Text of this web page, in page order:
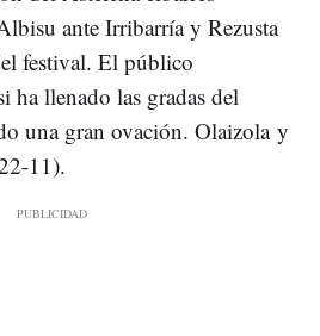
ante Irribarría y Rezusta
festival. El público
ha llenado las gradas del
una gran ovación. Olaizola y
11).